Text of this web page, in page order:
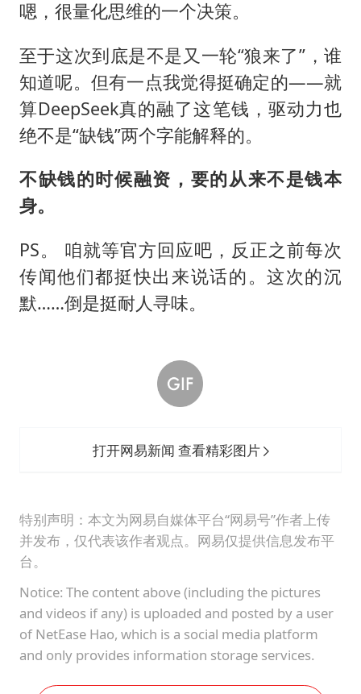
嗯，很量化思维的一个决策。
至于这次到底是不是又一轮“狼来了”，谁
知道呢。但有一点我觉得挺确定的——就
算DeepSeek真的融了这笔钱，驱动力也
绝不是“缺钱”两个字能解释的。
不缺钱的时候融资，要的从来不是钱本
身。
PS。 咱就等官方回应吧，反正之前每次
传闻他们都挺快出来说话的。这次的沉
默……倒是挺耐人寻味。
打开网易新闻 查看精彩图片
特别声明：本文为网易自媒体平台“网易号”作者上传
并发布，仅代表该作者观点。网易仅提供信息发布平
台。
Notice: The content above (including the pictures
and videos if any) is uploaded and posted by a user
of NetEase Hao, which is a social media platform
and only provides information storage services.